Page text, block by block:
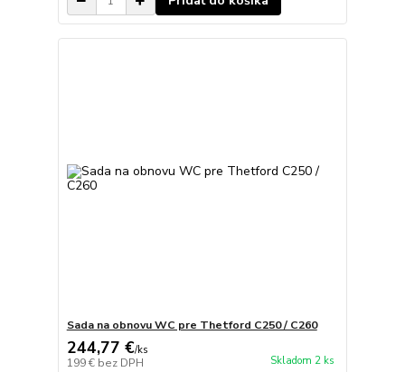
Sada na obnovu WC pre Thetford C250 / C260
244,77 €/ks
199 € bez DPH Skladom 2 ks